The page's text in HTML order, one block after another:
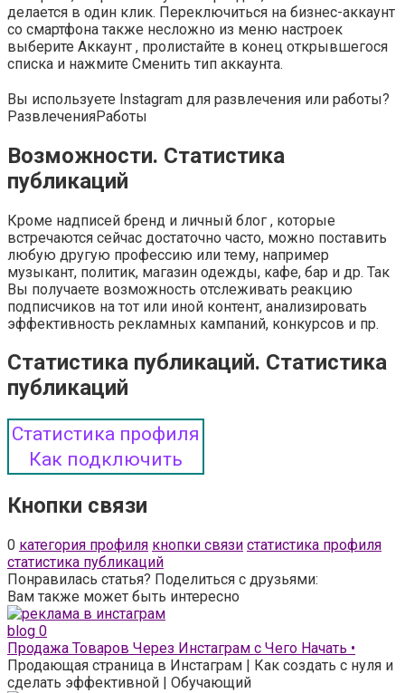
делается в один клик. Переключиться на бизнес-аккаунт
со смартфона также несложно из меню настроек
выберите Аккаунт , пролистайте в конец открывшегося
списка и нажмите Сменить тип аккаунта.
Вы используете Instagram для развлечения или работы?
РазвлеченияРаботы
Возможности. Статистика
публикаций
Кроме надписей бренд и личный блог , которые
встречаются сейчас достаточно часто, можно поставить
любую другую профессию или тему, например
музыкант, политик, магазин одежды, кафе, бар и др. Так
Вы получаете возможность отслеживать реакцию
подписчиков на тот или иной контент, анализировать
эффективность рекламных кампаний, конкурсов и пр.
Статистика публикаций. Статистика
публикаций
Статистика профиля
Как подключить
Кнопки связи
0 категория профиля кнопки связи статистика профиля
статистика публикаций
Понравилась статья? Поделиться с друзьями:
Вам также может быть интересно
blog 0
Продажа Товаров Через Инстаграм с Чего Начать •
Продающая страница в Инстаграм | Как создать с нуля и
сделать эффективной | Обучающий